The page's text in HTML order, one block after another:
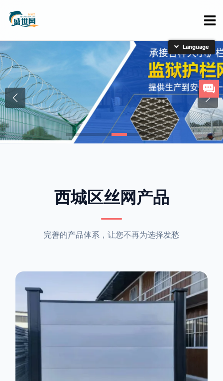
西城区丝网产品
完善的产品体系，让您不再为选择发愁
简体中文
English
日本語
한국어